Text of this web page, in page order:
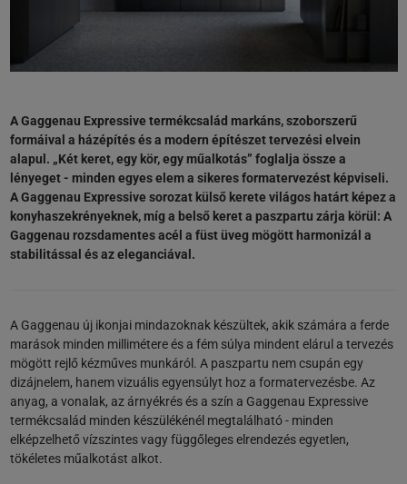
A Gaggenau Expressive termékcsalád markáns, szoborszerű
formáival a házépítés és a modern építészet tervezési elvein
alapul. „Két keret, egy kör, egy műalkotás” foglalja össze a
lényeget - minden egyes elem a sikeres formatervezést képviseli.
A Gaggenau Expressive sorozat külső kerete világos határt képez a
konyhaszekrényeknek, míg a belső keret a paszpartu zárja körül: A
Gaggenau rozsdamentes acél a füst üveg mögött harmonizál a
stabilitással és az eleganciával.
A Gaggenau új ikonjai mindazoknak készültek, akik számára a ferde
marások minden millimétere és a fém súlya mindent elárul a tervezés
mögött rejlő kézműves munkáról. A paszpartu nem csupán egy
dizájnelem, hanem vizuális egyensúlyt hoz a formatervezésbe. Az
anyag, a vonalak, az árnyékrés és a szín a Gaggenau Expressive
termékcsalád minden készülékénél megtalálható - minden
elképzelhető vízszintes vagy függőleges elrendezés egyetlen,
tökéletes műalkotást alkot.